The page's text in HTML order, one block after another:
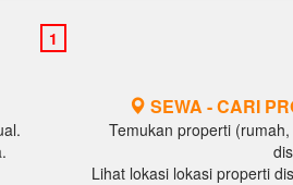
SEWA - CARI
Temukan properti
Lihat lokasi lokasi properti